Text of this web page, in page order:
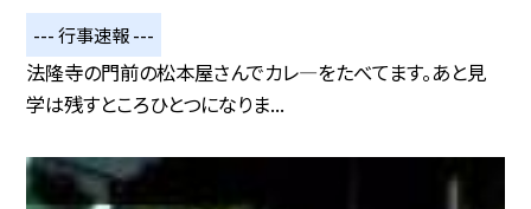
--- 行事速報 ---
法隆寺の門前の松本屋さんでカレ—をたべてます。あと見
学は残すところひとつになりま...